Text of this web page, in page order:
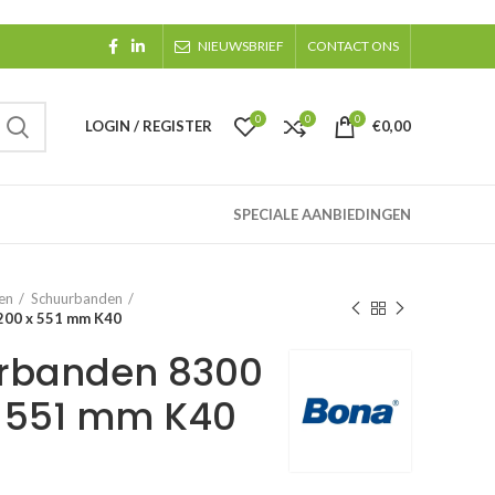
NIEUWSBRIEF CONTACT ONS
LOGIN / REGISTER 0 0 0 €0,00
SPECIALE AANBIEDINGEN
Schuurbanden
x 551 mm K40
8300
mm K40